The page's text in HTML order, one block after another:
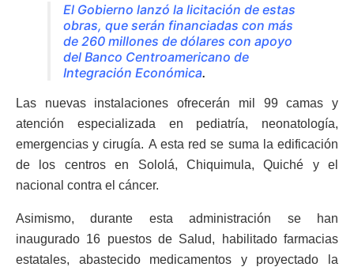
El Gobierno lanzó la licitación de estas
obras, que serán financiadas con más
de 260 millones de dólares con apoyo
del Banco Centroamericano de
Integración Económica.
Las nuevas instalaciones ofrecerán mil 99 camas y
atención especializada en pediatría, neonatología,
emergencias y cirugía. A esta red se suma la edificación
de los centros en Sololá, Chiquimula, Quiché y el
nacional contra el cáncer.
Asimismo, durante esta administración se han
inaugurado 16 puestos de Salud, habilitado farmacias
estatales, abastecido medicamentos y proyectado la